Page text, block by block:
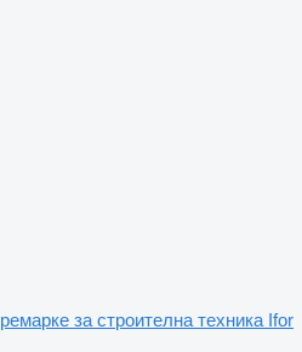
ремарке за строителна техника Ifor